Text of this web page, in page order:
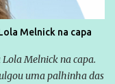
sobre operações
não direitos, ou
as pessoas, do mais
quais são
Melnick na capa
Melnick na capa.
uma palhinha das